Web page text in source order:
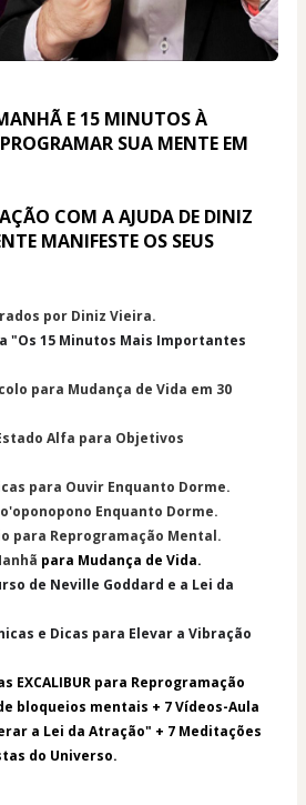
E 15 MINUTOS À
SUA MENTE EM
COM A AJUDA DE DINIZ
MANIFESTE OS SEUS
por Diniz Vieira.
"Os 15 Minutos Mais Importantes
para Mudança de Vida em 30
Alfa para Objetivos
para Ouvir Enquanto Dorme.
Enquanto Dorme.
para Reprogramação Mental.
para Mudança de Vida.
de Neville Goddard e a Lei da
e Dicas para Elevar a Vibração
EXCALIBUR para Reprogramação
bloqueios mentais + 7 Vídeos-Aula
a Lei da Atração" + 7 Meditações
do Universo.